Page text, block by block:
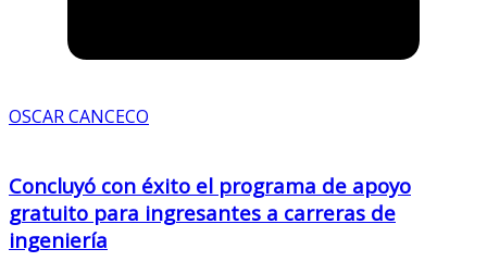
OSCAR CANCECO
Concluyó con éxito el programa de apoyo
gratuito para ingresantes a carreras de
ingeniería